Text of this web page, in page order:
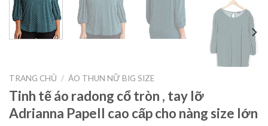
TRANG CHỦ / ÁO THUN NỮ BIG SIZE
Tinh tế áo radong cổ tròn , tay lỡ
Adrianna Papell cao cấp cho nàng size lớn